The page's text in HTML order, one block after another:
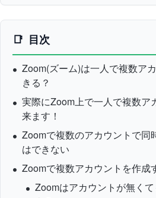
目次
Zoom(ズーム)は一人で複数ア
きる？
実際にZoom上で一人で複数ア
来ます！
Zoomで複数のアカウントで同
はできない
Zoomで複数アカウントを作成
Zoomはアカウントが無く